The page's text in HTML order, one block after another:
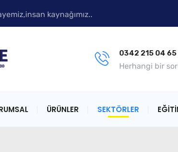
kaynağımız..
0342 215 04 65
Herhangi bir
ÜRÜNLER SEKTÖRLER